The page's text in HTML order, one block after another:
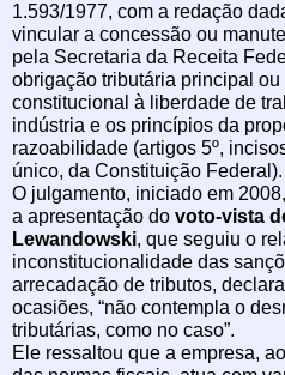
1.593/1977, com a redação
vincular a concessão ou
pela Secretaria da Receita
obrigação tributária principal
constitucional à liberdade de
indústria e os princípios da
razoabilidade (artigos 5º,
único, da Constituição Federal).
O julgamento, iniciado em
a apresentação do voto-vista
Lewandowski, que seguiu o
inconstitucionalidade das
arrecadação de tributos,
ocasiões, “não contempla o
tributárias, como no caso”.
Ele ressaltou que a empresa,